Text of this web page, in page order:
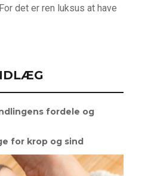
det er ren luksus at have
fordele og
for krop og sind